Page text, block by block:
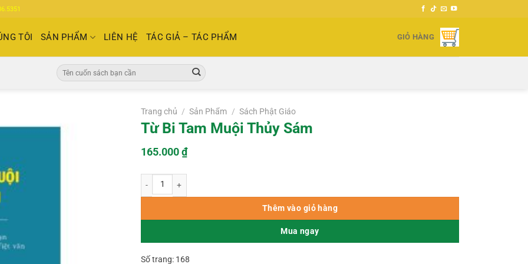
TÔI SẢN PHẨM LIÊN HỆ TÁC GIẢ – TÁC PHẨM GIỎ HÀNG
Tìm
kiếm:
Trang chủ / Sản Phẩm / Sách Phật Giáo
Từ Bi Tam Muội Thủy Sám
165.000₫
Thêm vào giỏ hàng
Mua ngay
Số trang: 168